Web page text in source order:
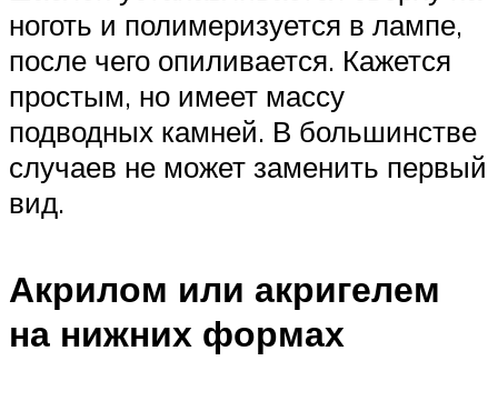
ноготь и полимеризуется в лампе,
после чего опиливается. Кажется
простым, но имеет массу
подводных камней. В большинстве
случаев не может заменить первый
вид.
Акрилом или акригелем
на нижних формах